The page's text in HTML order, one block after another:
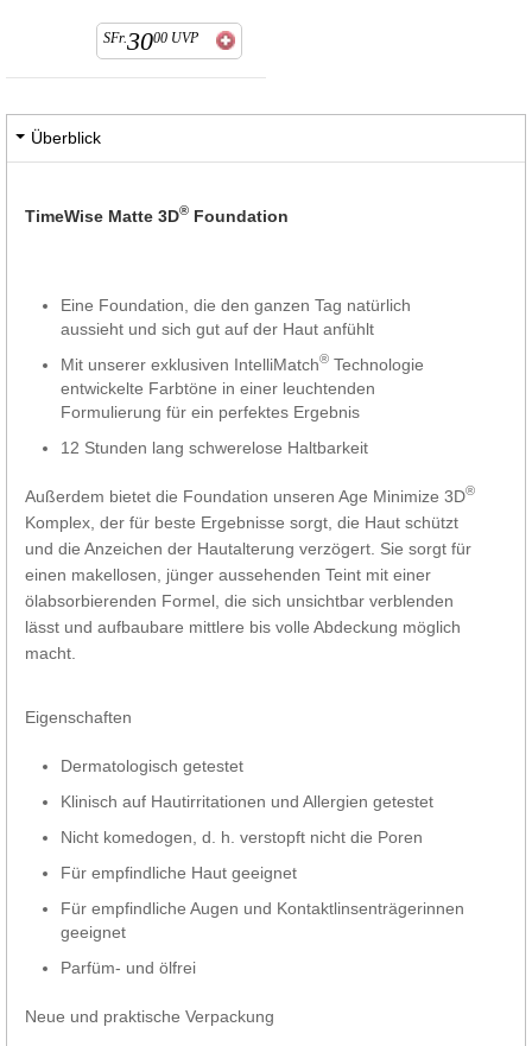
SFr.3000 UVP
Überblick
TimeWise Matte 3D® Foundation
Eine Foundation, die den ganzen Tag natürlich
aussieht und sich gut auf der Haut anfühlt
Mit unserer exklusiven IntelliMatch® Technologie
entwickelte Farbtöne in einer leuchtenden
Formulierung für ein perfektes Ergebnis
12 Stunden lang schwerelose Haltbarkeit
Außerdem bietet die Foundation unseren Age Minimize 3D®
Komplex, der für beste Ergebnisse sorgt, die Haut schützt
und die Anzeichen der Hautalterung verzögert. Sie sorgt für
einen makellosen, jünger aussehenden Teint mit einer
ölabsorbierenden Formel, die sich unsichtbar verblenden
lässt und aufbaubare mittlere bis volle Abdeckung möglich
macht.
Eigenschaften
Dermatologisch getestet
Klinisch auf Hautirritationen und Allergien getestet
Nicht komedogen, d. h. verstopft nicht die Poren
Für empfindliche Haut geeignet
Für empfindliche Augen und Kontaktlinsenträgerinnen
geeignet
Parfüm- und ölfrei
Neue und praktische Verpackung